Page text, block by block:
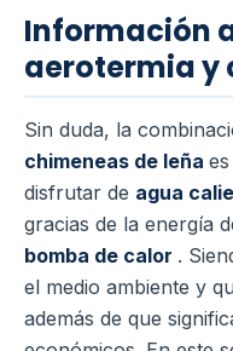
Información
aerotermia y
Sin duda, la
chimeneas de leña
disfrutar de agua
gracias de la energía
bomba de calor .
el medio ambiente y
además de que